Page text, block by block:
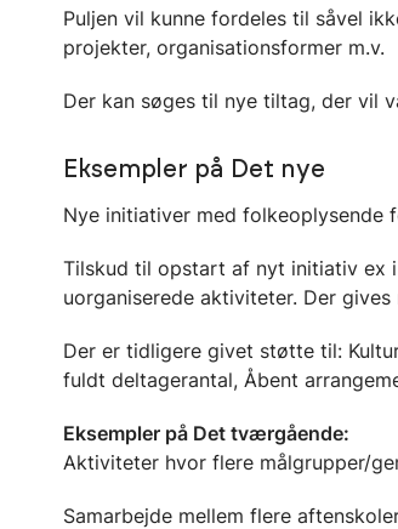
Puljen vil kunne fordeles til såvel
projekter, organisationsformer m.v.
Der kan søges til nye tiltag, der vil
Eksempler på Det nye
Nye initiativer med folkeoplysende
Tilskud til opstart af nyt initiativ ex
uorganiserede aktiviteter. Der
Der er tidligere givet støtte til:
fuldt deltagerantal, Åbent
Eksempler på Det tværgående:
Aktiviteter hvor flere målgrupper/
Samarbejde mellem flere